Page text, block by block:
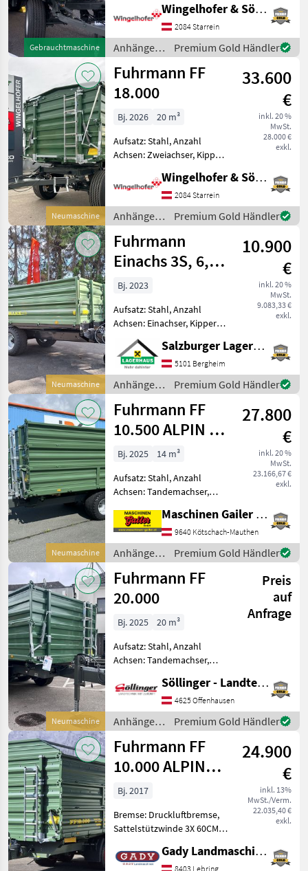
Gebrauchtmaschine
Bremse: Druckluftbremse,
Pendel-Bordwände,
Typenschein Fuhrmann
Agrocomp 18 Tonner
Zweiachs-
Wingelhofer & Söhne GmbH
2084 Starrein
Anhänger /
Fuhrmann
Premium Gold Händler
Neumaschine
Fuhrmann FF
18.000
33.600
€
inkl. 20 %
MwSt.
28.000 €
exkl.
Bj. 2026
20 m³
Aufsatz: Stahl, Anzahl
Achsen: Zweiachser, Kipper-
Bremse: Druckluftbremse,
Pendel-Bordwände,
Typenschein, Plane
serienmäßige Ausrüstung -
höchs
Wingelhofer & Söhne GmbH
2084 Starrein
Anhänger /
Fuhrmann
Premium Gold Händler
Neumaschine
Fuhrmann
Einachs 3S, 6,5
To
10.900
€
inkl. 20 %
MwSt.
9.083,33 €
exkl.
Bj. 2023
Aufsatz: Stahl, Anzahl
Achsen: Einachser, Kipper-
Bauart: Dreiseiten-Kipper,
Bremse: Hydraulische
Bremse, Pendel-Bordwände
Der Fuhrmann Kipper 6, 5
Tonnen Einachs verfügt
Salzburger Lagerhaus-Technik
5101 Bergheim
Anhänger /
Fuhrmann
Premium Gold Händler
Neumaschine
Fuhrmann FF
10.500 ALPIN 1
TDS10414AL,
Schotterklappe
27.800
€
inkl. 20 %
MwSt.
23.166,67 €
exkl.
Bj. 2025
14 m³
Aufsatz: Stahl, Anzahl
Achsen: Tandemachser,
Kipper, Bremse:
Hydraulische Bremse,
autom. Rückwand, Pendel-
Bordwände, Typenschein,
Sattelstützwinde
Maschinen Gailer GmbH
9640 Kötschach-Mauthen
Anhänger /
Fuhrmann
Premium Gold Händler
Neumaschine
Fuhrmann FF
20.000
Preis
auf
Anfrage
Bj. 2025
20 m³
Aufsatz: Stahl, Anzahl
Achsen: Tandemachser,
Kipper, Bremse:
Druckluftbremse,
Typenschein, Pendel-
Bordwände,
Sattelstützwinde
Tandemkipper + höc
Söllinger - Landtechnik GmbH
4625 Offenhausen
Anhänger /
Fuhrmann
Premium Gold Händler
Fuhrmann FF
10.000 ALPIN
KIPPER
24.900
€
inkl. 13%
MwSt./Verm.
22.035,40 €
exkl.
Bj. 2017
Bremse: Druckluftbremse,
Sattelstützwinde 3X 60CM
Öffnungszeiten sind Sie
Gady Landmaschinen GmbH
8403 Lebring